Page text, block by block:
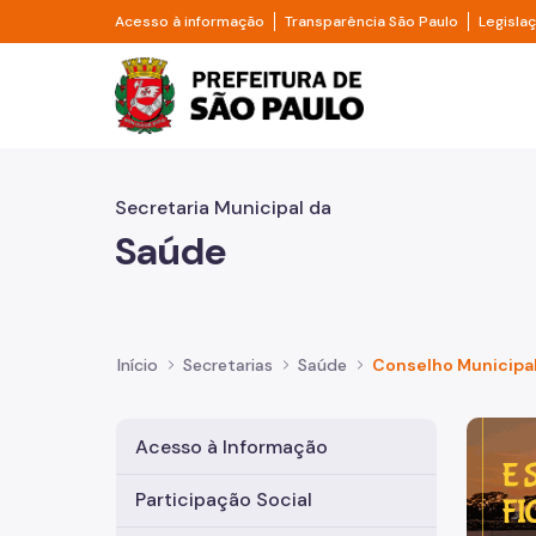
Pular para o Conteúdo principal
Acesso à informação Divisor de acesso à informação
Transparência São Paulo Divisor
Prefeitura de São
Secretaria Municipal da
Saúde
Início Secretarias Saúde Conselho Municipal
Acesso à Informação
Participação Social